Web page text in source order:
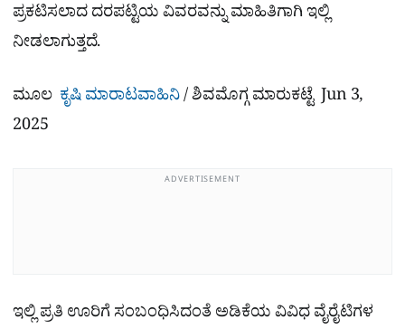
ಪ್ರಕಟಿಸಲಾದ ದರಪಟ್ಟಿಯ ವಿವರವನ್ನು ಮಾಹಿತಿಗಾಗಿ ಇಲ್ಲಿ
ನೀಡಲಾಗುತ್ತದೆ.
ಮೂಲ ಕೃಷಿ ಮಾರಾಟವಾಹಿನಿ/ ಶಿವಮೊಗ್ಗ ಮಾರುಕಟ್ಟೆJun 3,
2025
ADVERTISEMENT
ಇಲ್ಲಿ ಪ್ರತಿ ಊರಿಗೆ ಸಂಬಂಧಿಸಿದಂತೆ ಅಡಿಕೆಯ ವಿವಿಧ ವೈರೈಟಿಗಳ